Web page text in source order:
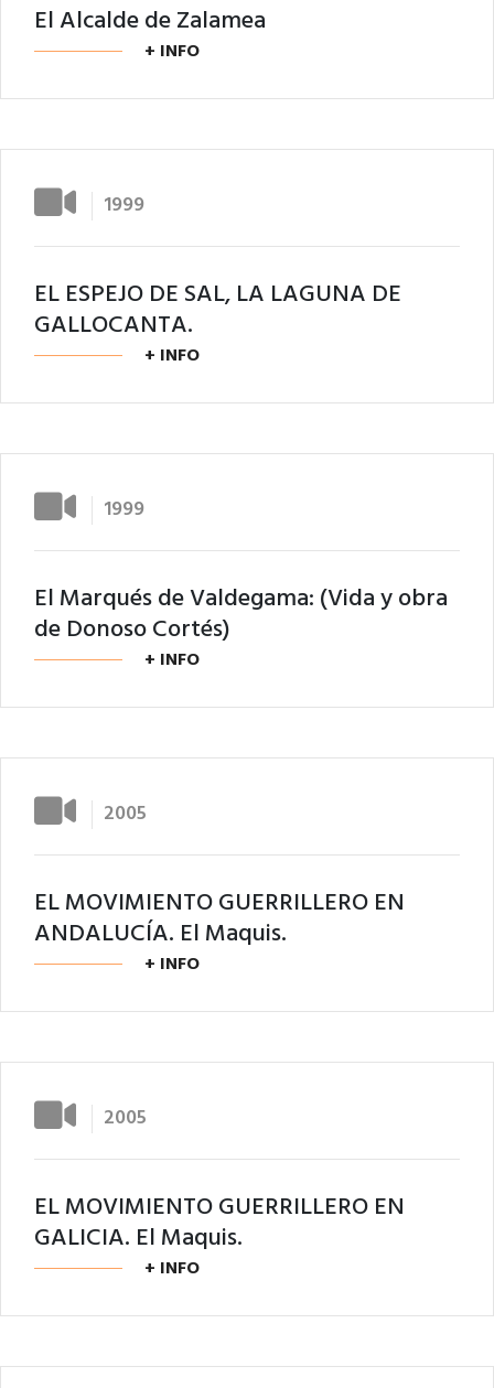
El Alcalde de Zalamea
+ INFO
1999
EL ESPEJO DE SAL, LA LAGUNA DE
GALLOCANTA.
+ INFO
1999
El Marqués de Valdegama: (Vida y obra
de Donoso Cortés)
+ INFO
2005
EL MOVIMIENTO GUERRILLERO EN
ANDALUCÍA. El Maquis.
+ INFO
2005
EL MOVIMIENTO GUERRILLERO EN
GALICIA. El Maquis.
+ INFO